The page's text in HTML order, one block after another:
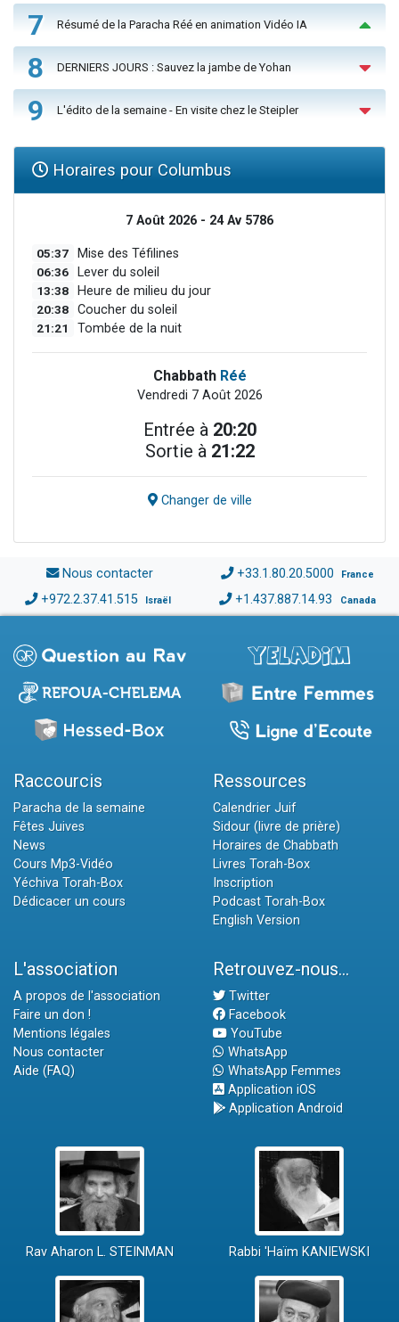
7 Résumé de la Paracha Réé en animation Vidéo IA
8 DERNIERS JOURS : Sauvez la jambe de Yohan
9 L'édito de la semaine - En visite chez le Steipler
Horaires pour Columbus
7 Août 2026 - 24 Av 5786
05:37 Mise des Téfilines
06:36 Lever du soleil
13:38 Heure de milieu du jour
20:38 Coucher du soleil
21:21 Tombée de la nuit
Chabbath Réé
Vendredi 7 Août 2026
Entrée à 20:20
Sortie à 21:22
Changer de ville
Nous contacter +33.1.80.20.5000 France
+972.2.37.41.515 Israël +1.437.887.14.93 Canada
Raccourcis
Paracha de la semaine
Fêtes Juives
News
Cours Mp3-Vidéo
Yéchiva Torah-Box
Dédicacer un cours
Ressources
Calendrier Juif
Sidour (livre de prière)
Horaires de Chabbath
Livres Torah-Box
Inscription
Podcast Torah-Box
English Version
L'association
A propos de l'association
Faire un don !
Mentions légales
Nous contacter
Aide (FAQ)
Retrouvez-nous...
Twitter
Facebook
YouTube
WhatsApp
WhatsApp Femmes
Application iOS
Application Android
Rav Aharon L. STEINMAN Rabbi 'Haïm KANIEWSKI